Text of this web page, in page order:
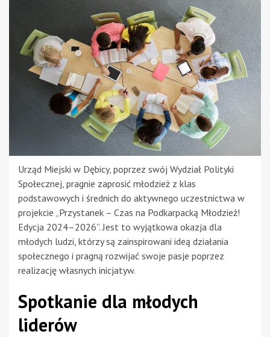
Urząd Miejski w Dębicy, poprzez swój Wydział Polityki
Społecznej, pragnie zaprosić młodzież z klas
podstawowych i średnich do aktywnego uczestnictwa w
projekcie „Przystanek – Czas na Podkarpacką Młodzież!
Edycja 2024–2026”. Jest to wyjątkowa okazja dla
młodych ludzi, którzy są zainspirowani ideą działania
społecznego i pragną rozwijać swoje pasje poprzez
realizację własnych inicjatyw.
Spotkanie dla młodych
liderów